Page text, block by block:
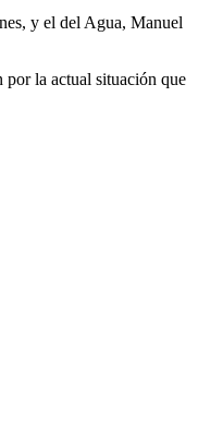
y el del Agua, Manuel
por la actual situación que